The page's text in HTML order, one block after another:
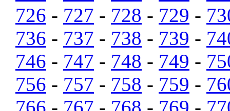
726 - 727 - 728 - 729 -
736 - 737 - 738 - 739 -
746 - 747 - 748 - 749 -
756 - 757 - 758 - 759 -